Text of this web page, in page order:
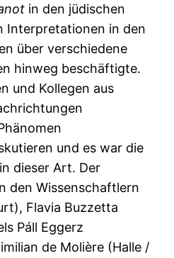
in den jüdischen
Interpretationen in den
über verschiedene
hinweg beschäftigte.
und Kollegen aus
und es war die
dieser Art. Der
den Wissenschaftlern
Flavia Buzzetta
Páll Eggerz
de Molière (Halle /